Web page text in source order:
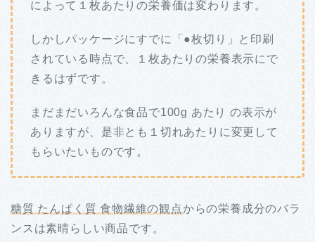
によって１枚あたりの栄養価は変わります。
しかしパッケージにすでに「●枚切り」と印刷
されている時点で、１枚あたりの栄養表示にで
きるはずです。
まだまだいろんな食品で100g あたり の表示が
ありますが、是非とも１切れあたりに変更して
もらいたいものです。
糖質 たんぱく質 食物繊維の観点からの栄養成分のバラ
ンスは素晴らしい商品です。